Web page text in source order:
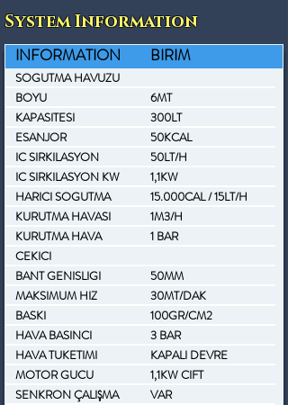
System Information
INFORMATION BIRIM
SOGUTMA HAVUZU
BOYU
6MT
KAPASITESI
300LT
ESANJOR
50KCAL
IC SIRKILASYON
POMPASI
50LT/H
IC SIRKILASYON KW
1,1KW
HARICI SOGUTMA
15.000CAL / 15LT/H
KURUTMA HAVASI
1M3/H
KURUTMA HAVA
BASINCI
1 BAR
CEKICI
BANT GENISLIGI
50MM
MAKSIMUM HIZ
30MT/DAK
BASKI
100GR/CM2
HAVA BASINCI
3 BAR
HAVA TUKETIMI
KAPALI DEVRE
MOTOR GUCU
1,1KW CIFT
SENKRON ÇALIŞMA
VAR